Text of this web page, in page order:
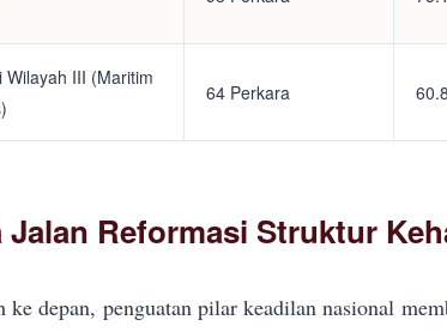
Wilayah III (Maritim
64 Perkara
Jalan Reformasi Struktur
ke depan, penguatan pilar keadilan nasional